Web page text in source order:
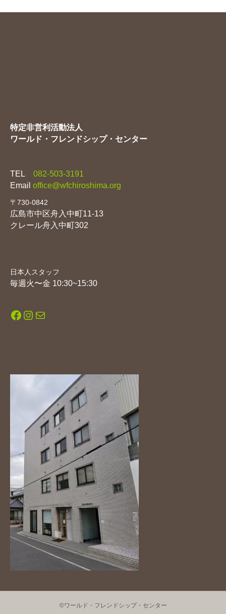
特定非営利活動法人
ワールド・フレンドシップ・センター
TEL
082-503-3191
Email office@wfchiroshima.org
〒730-0842
広島市中区舟入中町11-13
クレール舟入中町302
日本人スタッフ
毎週火〜金 10:30~15:30
Facebook
Instagram
メール
©ワールド・フレンドシップ・センター